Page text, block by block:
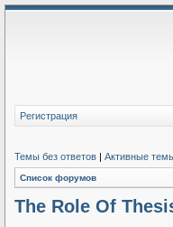
Регистрация
Темы без ответов | Активные
Список форумов
The Role Of